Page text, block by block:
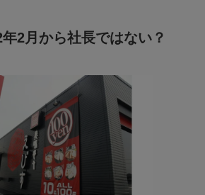
2月から社長ではない？